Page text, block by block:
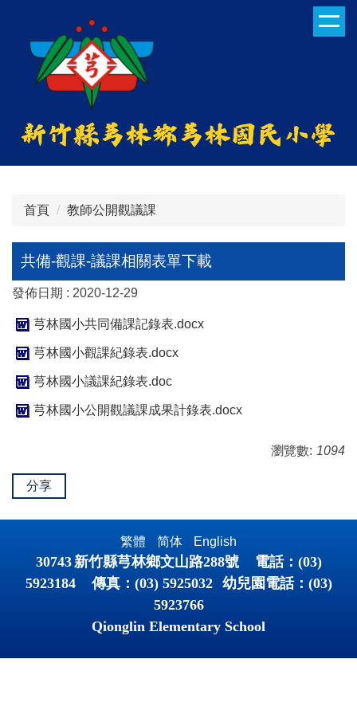
首頁 教師公開觀議課
共備-觀課-議課相關表單下載
發佈日期 : 2020-12-29
芎林國小共同備課記錄表.docx
芎林國小觀課紀錄表.docx
芎林國小議課紀錄表.doc
芎林國小公開觀議課成果計錄表.docx
瀏覽數: 1094
分享
繁體 简体 English
30743新竹縣芎林鄉文山路288號 電話： (03)
5923184傳真： (03) 5925032 幼兒園電話： (03)
5923766
Qionglin Elementary School